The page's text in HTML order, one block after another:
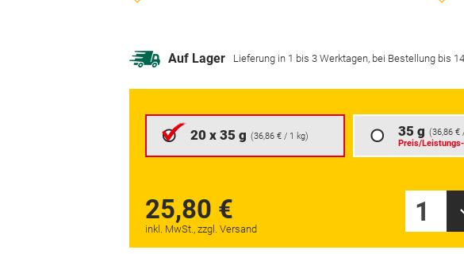
Auf Lager Lieferung in 1 bis 3 Werktagen, bei Bestellung bis
20 x 35 g
25,80 €
(36,86 €/ 1 kg)
1
35 g (36,86 €
Preis/
inkl. MwSt., zzgl. Versand